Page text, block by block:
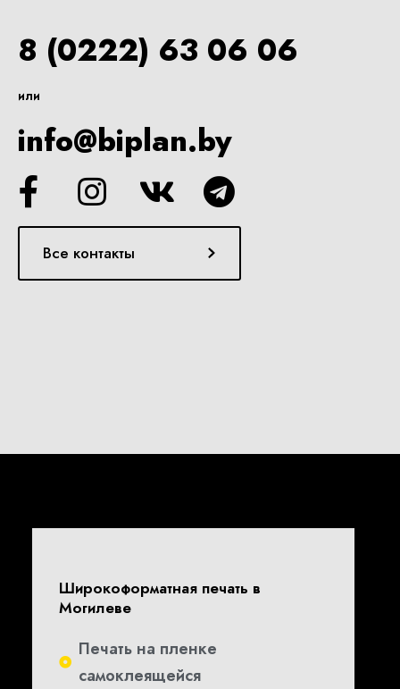
8 (0222) 63 06 06
или
info@biplan.by
Все контакты
Широкоформатная печать в
Могилеве
Печать на пленке
самоклеящейся